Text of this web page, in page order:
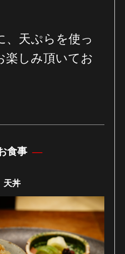
、天ぷらを使っ
楽しみ頂いてお
食事
天丼